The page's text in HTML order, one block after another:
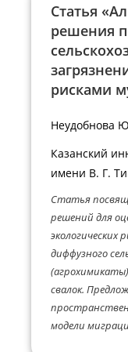
Статья
решения
рисками
Неудобнова
Казанский
имени В. Г.
Статья
решений для
экологических
диффузного
свалок.
модели